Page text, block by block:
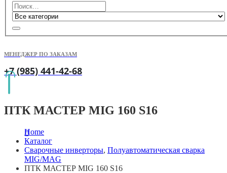
МЕНЕДЖЕР ПО ЗАКАЗАМ
+7 (985) 441-42-68
ПТК МАСТЕР MIG 160 S16
Home
Каталог
Сварочные инверторы, Полуавтоматическая сварка
MIG/MAG
ПТК МАСТЕР MIG 160 S16